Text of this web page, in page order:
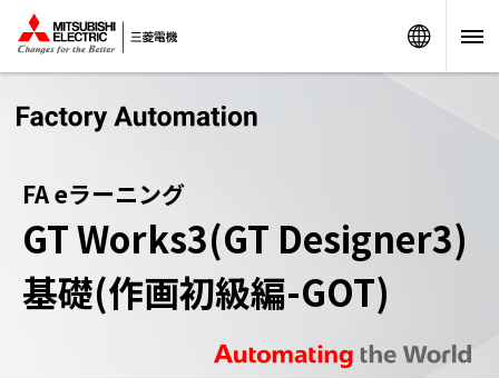
FA eラーニング
GT Works3(GT Designer3)
基礎(作画初級編-GOT)